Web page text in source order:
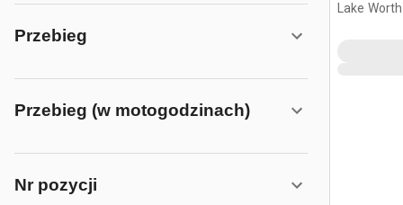
Przebieg
Przebieg (w motogodzinach)
Nr pozycji
Lake